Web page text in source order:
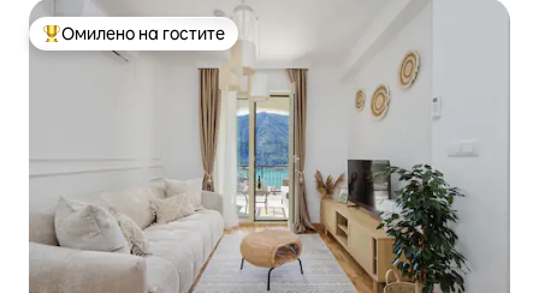
Меѓу најуспешните „Омилени на гостите“
Омилено на гостите